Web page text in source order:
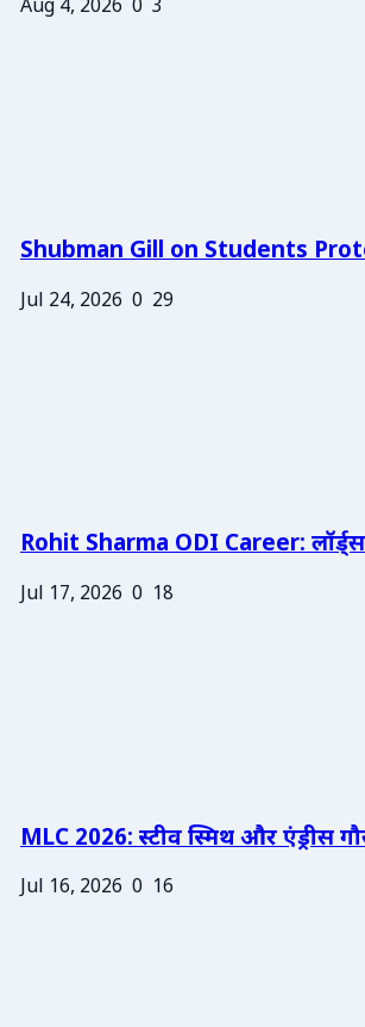
Aug 4, 2026 0 3
Shubman Gill on Students
Jul 24, 2026 0 29
Rohit Sharma ODI Career:
Jul 17, 2026 0 18
MLC 2026: स्टीव स्मिथ और एंड्रीस
Jul 16, 2026 0 16